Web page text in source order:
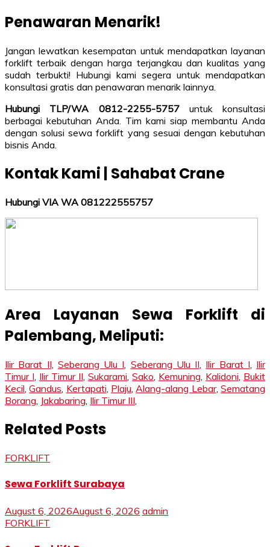
Penawaran Menarik!
Jangan lewatkan kesempatan untuk mendapatkan layanan
forklift terbaik dengan harga terjangkau dan kualitas yang
sudah terbukti! Hubungi kami segera untuk mendapatkan
konsultasi gratis dan penawaran menarik lainnya.
Hubungi TLP/WA 0812-2255-5757untuk konsultasi
berbagai kebutuhan Anda. Tim kami siap membantu Anda
dengan solusi sewa forklift yang sesuai dengan kebutuhan
bisnis Anda.
Kontak Kami | Sahabat Crane
Hubungi VIA WA 081222555757
Area Layanan Sewa Forklift di
Palembang, Meliputi:
Ilir Barat II, Seberang Ulu I, Seberang Ulu II, Ilir Barat I, Ilir
Timur I, Ilir Timur II, Sukarami, Sako, Kemuning, Kalidoni, Bukit
Kecil,Gandus, Kertapati, Plaju,Alang-alang Lebar,Sematang
Borang, Jakabaring, Ilir Timur III,
Related Posts
FORKLIFT
Sewa Forklift Surabaya
August 6, 2026August 6, 2026 admin
FORKLIFT